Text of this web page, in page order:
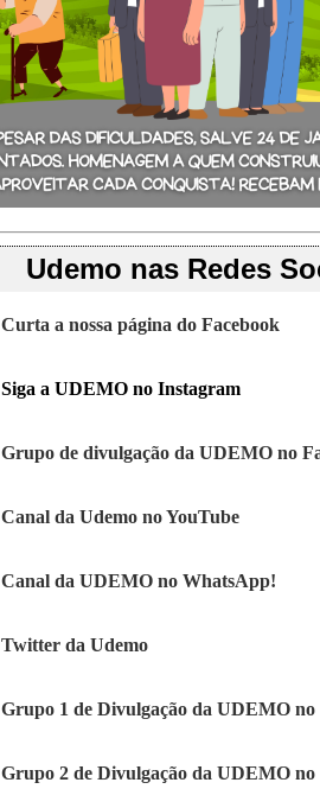
Udemo nas Redes
Curta a nossa página do Facebook
Siga a UDEMO no Instagram
Grupo de divulgação da UDEMO no
Canal da Udemo no YouTube
Canal da UDEMO no WhatsApp!
Twitter da Udemo
Grupo 1 de Divulgação da UDEMO
Grupo 2 de Divulgação da UDEMO